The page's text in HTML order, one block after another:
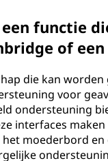
functie
of
die kan
voor
ondersteuning
interfaces
moederbord